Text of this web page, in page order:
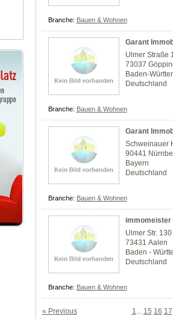
Branche: Bauen & Wohnen
Garant
Ulmer Straße
73037
Baden-
Deutschland
Branche: Bauen & Wohnen
Garant
Schweinauer
90441
Bayern
Deutschland
Branche: Bauen & Wohnen
immomeister
Ulmer Str. 130
73431 Aalen
Baden -
Deutschland
Branche: Bauen & Wohnen
« Previous 1 15 16 17